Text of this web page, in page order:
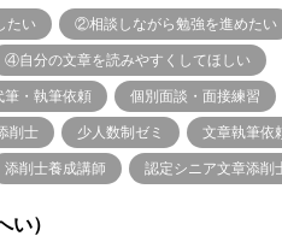
たい ②相談しながら勉強を進めたい
④自分の文章を読みやすくしてほしい
筆・執筆依頼 個別面談・面接練習
削士 少人数制ゼミ 文章執筆依
添削士養成講師 認定シニア文章添削
い）